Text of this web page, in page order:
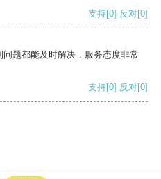
支持[0] 反对[0]
题都能及时解决，服务态度非常
支持[0] 反对[0]